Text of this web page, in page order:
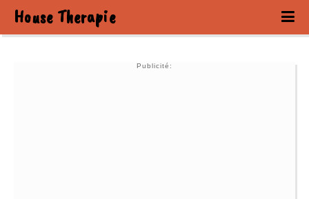
House Therapie
Publicité: